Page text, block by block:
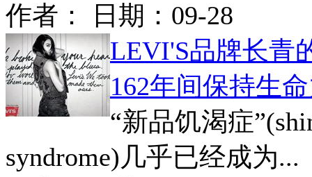
作者： 日期： 09-28
LEVI'S品牌长青
162年间保持生
“新品饥渴症
syndrome)几乎已经成为...